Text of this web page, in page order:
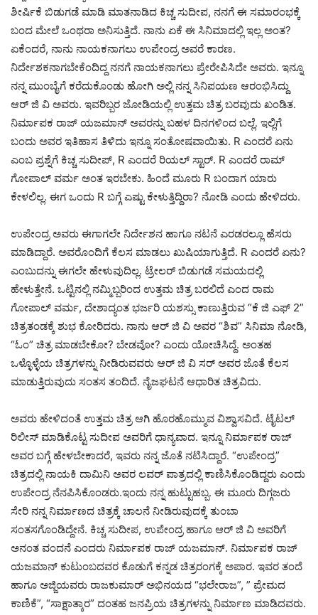
ಶೀರ್ಷಿಕೆ ಬಿಡುಗಡೆ ಮಾಡಿ ಮಾತನಾಡಿದ ಕಿಚ್ಚ ಸುದೀಪ, ನನಗೆ ಈ ಸಮಾರಂಭಕ್ಕೆ
ಬಂದ ಮೇಲೆ ಒಂಥರಾ ಅನಿಸುತ್ತಿದೆ. ನಾನು ಏಕೆ ಈ ಸಿ‌‌ನಿಮಾದಲ್ಲಿ ಇಲ್ಲ ಅಂತ?
ಏಕೆಂದರೆ, ನಾನು ನಾಯಕನಾಗಲು ಉಪೇಂದ್ರ ಅವರೆ ಕಾರಣ.
ನಿರ್ದೇಶಕನಾಗಬೇಕೆಂದಿದ್ದ ನನಗೆ ನಾಯಕನಾಗಲು ಪ್ರೇರೇಪಿಸಿದೇ ಅವರು. ಇನ್ನೂ
ನನ್ನ ಮುಂಬೈಗೆ ಕರೆದುಕೊಂಡು ಹೋಗಿ ಅಲ್ಲಿ ನನ್ನ ಸಿನಿಪಯಣ ಆರಂಭಿಸಿದ್ದು
ಆರ್ ಜಿ ವಿ ಅವರು. ಇವರಿಬ್ಬರ ಜೋಡಿಯಲ್ಲಿ ಉತ್ತಮ ಚಿತ್ರ ಬರವುದು ಖಂಡಿತ.
ನಿರ್ಮಾಪಕ ರಾಜ್ ಯಜಮಾನ್ ಅವರನ್ನು ಬಹಳ ದಿನಗಳಿಂದ ಬಲ್ಲೆ. ಇಲ್ಲಿಗೆ
ಬಂದು ಅವರ ಇತಿಹಾಸ ತಿಳಿದು ಇನ್ನೂ ಸಂತೋಷವಾಯಿತು. R ಎಂದರೆ ಏನು
ಎಂಬ ಪ್ರಶ್ನೆಗೆ ಕಿಚ್ಚ ಸುದೀಪ್, R ಎಂದರೆ ರಿಯಲ್ ಸ್ಟಾರ್. R ಎಂದರೆ ರಾಮ್
ಗೋಪಾಲ್ ವರ್ಮ ಅಂತ ಇರಬೇಕು. ಹಿಂದೆ ಮೂರು R ಬಂದಾಗ ಯಾರು
ಕೇಳಲಿಲ್ಲ. ಈಗ ಒಂದು R ಬಗ್ಗೆ ಎಷ್ಟು ಕೇಳುತ್ತಿದ್ದಿರಾ? ನೋಡಿ ಎಂದು ಹೇಳಿದರು.
ಉಪೇಂದ್ರ ಅವರು ಈಗಾಗಲೇ ನಿರ್ದೇಶನ ಹಾಗೂ ನಟನೆ ಎರಡರಲ್ಲೂ ಹೆಸರು
ಮಾಡಿದ್ದಾರೆ. ಅವರೊಂದಿಗೆ ಕೆಲಸ ಮಾಡಲು ಖುಷಿಯಾಗುತ್ತಿದೆ. ‍R ಎಂದರೆ ಏನು?
ಎಂಬುದನ್ನು ಈಗಲೇ ಹೇಳುವುದಿಲ್ಲ. ಟ್ರೇಲರ್ ಬಿಡುಗಡೆ ಸಮಯದಲ್ಲಿ
ಹೇಳುತ್ತೇನೆ. ಒಟ್ಟಿನಲ್ಲಿ ನಮ್ಮಿಬ್ಬರಿಂದ ಉತ್ತಮ ಚಿತ್ರ ಬರಲಿದೆ ಎಂದ ರಾಮ
ಗೋಪಾಲ್ ವರ್ಮ, ದೇಶಾದ್ಯಂತ ಭರ್ಜರಿ ಯಶಸ್ಸು ಕಾಣುತ್ತಿರುವ “ಕೆ ಜಿ ಎಫ್ 2”
ಚಿತ್ರತಂಡಕ್ಕೆ ಶುಭ ಕೋರಿದರು. ನಾನು ಆರ್ ಜಿ ವಿ ಅವರ “ಶಿವ” ಸಿನಿಮಾ ನೋಡಿ,
“ಓಂ” ಚಿತ್ರ‌ ಮಾಡಬೇಕೋ? ಬೇಡವೋ? ಎಂದು ಯೋಚಿಸಿದ್ದೆ. ಅಂತಹ
ಒಳ್ಳೊಳ್ಳೆಯ ಚಿತ್ರಗಳನ್ನು ನೀಡಿರುವವರು ಆರ್ ಜಿ ವಿ ಸರ್ ಅವರ ಜೊತೆ ಕೆಲಸ
ಮಾಡುತ್ತಿರುವುದು ಸಂತಸ ತಂದಿದೆ.‌ ನೈಜಘಟನೆ ಆಧಾರಿತ ಚಿತ್ರವಿದು.‌
ಅವರು ಹೇಳಿದಂತೆ ಉತ್ತಮ ಚಿತ್ರ ಆಗಿ ಹೊರಹೊಮ್ಮುವ ವಿಶ್ವಾಸವಿದೆ. ಟೈಟಲ್
ರಿಲೀಸ್ ಮಾಡಿಕೊಟ್ಟ ಸುದೀಪ ಅವರಿಗೆ ‌ಧಾನ್ಯವಾದ. ಇನ್ನೂ ನಿರ್ಮಾಪಕ ರಾಜ್
ಅವರ ಬಗ್ಗೆ ಹೇಳಬೇಕಾದರೆ, ಇವರು ನನ್ನ ಜೊತೆ ನಟಿಸಿದ್ದಾರೆ. “ಉಪೇಂದ್ರ”
ಚಿತ್ರದಲ್ಲಿ ನಾಯಕಿ ದಾಮಿನಿ‌‌ ಅವರ ಲವರ್ ಪಾತ್ರದಲ್ಲಿ ‌ಕಾಣಿಸಿಕೊಂಡಿದ್ದರು ಎಂದು
ಉಪೇಂದ್ರ ನೆನಪಿಸಿಕೊಂಡರು.ಇಂದು ನನ್ನ ಹುಟ್ಟುಹಬ್ಬ. ಈ ಮೂರು ದಿಗ್ಗಜರು
ಸೇರಿ ನನ್ನ‌ ನಿರ್ಮಾಣದ ಚಿತ್ರಕ್ಕೆ ಚಾಲನೆ ನೀಡಿರುವುದಕ್ಕೆ ತುಂಬಾ
ಸಂತಸಗೊಂಡಿದ್ದೇನೆ. ಕಿಚ್ಚ ಸುದೀಪ, ಉಪೇಂದ್ರ ಹಾಗೂ ಆರ್ ಜಿ ವಿ ಅವರಿಗೆ
ಅನಂತ ವಂದನೆ ಎಂದರು ನಿರ್ಮಾಪಕ ರಾಜ್ ಯಜಮಾನ್. ನಿರ್ಮಾಪಕ ರಾಜ್
ಯಜಮಾನ್ ಕುಟುಂಬದವರ ಕೊಡುಗೆ ಕನ್ನಡ ಚಿತ್ರರಂಗಕ್ಕೆ ಅಪಾರ. ಇವರ ತಂದೆ
ಹಾಗೂ ಅಜ್ಜಿಯವರು ರಾಜಕುಮಾರ್ ಅಭಿನಯದ “ಭಲೇರಾಜ”, ” ಪ್ರೇಮದ
ಕಾಣಿಕೆ”, “ಸಾಕ್ಷಾತ್ಕಾರ” ದಂತಹ ಜನಪ್ರಿಯ ಚಿತ್ರಗಳನ್ನು ನಿರ್ಮಾಣ ಮಾಡಿದವರು.